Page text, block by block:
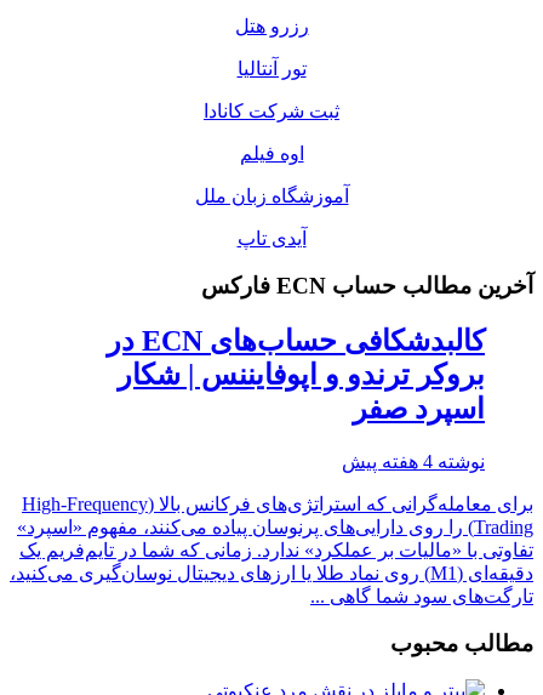
رزرو هتل
تور آنتالیا
ثبت شرکت کانادا
اوه فیلم
آموزشگاه زبان ملل
آیدی تاپ
آخرین مطالب حساب ECN فارکس
کالبدشکافی حساب‌های ECN در
بروکر ترندو و اپوفایننس | شکار
اسپرد صفر
نوشته 4 هفته پیش
برای معامله‌گرانی که استراتژی‌های فرکانس بالا (High-Frequency
Trading) را روی دارایی‌های پرنوسان پیاده می‌کنند، مفهوم «اسپرد»
تفاوتی با «مالیات بر عملکرد» ندارد. زمانی که شما در تایم‌فریم یک
دقیقه‌ای (M1) روی نماد طلا یا ارزهای دیجیتال نوسان‌گیری می‌کنید،
تارگت‌های سود شما گاهی ...
مطالب محبوب